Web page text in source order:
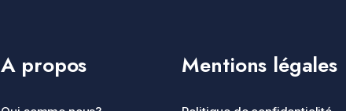
A propos Mentions légales